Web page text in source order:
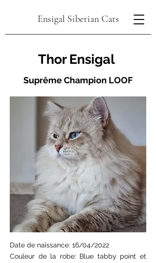
Ensigal Siberian Cats
Thor Ensigal
Suprême Champion LOOF
Date de naissance: 16/04/2022
Couleur de la robe: Blue tabby point et